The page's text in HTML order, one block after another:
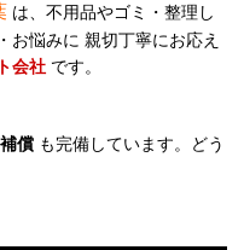
は、不用品やゴミ・整理し
お悩みに 親切丁寧にお応え
会社 です。
償 も完備しています。どう